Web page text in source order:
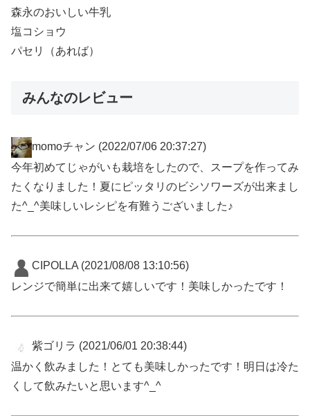
森永のおいしい牛乳
塩コショウ
パセリ（あれば）
みんなのレビュー
momoチャン (2022/07/06 20:37:27)
今年初めてじゃがいも栽培をしたので、スープを作ってみ
たくなりました！夏にピッタリのビシソワーズが出来まし
た^_^美味しいレシピを有難うございました♪
CIPOLLA(2021/08/08 13:10:56)
レンジで簡単に出来て嬉しいです！美味しかったです！
紫ゴリラ (2021/06/01 20:38:44)
温かく飲みました！とても美味しかったです！明日は冷た
くして飲みたいと思います^_^